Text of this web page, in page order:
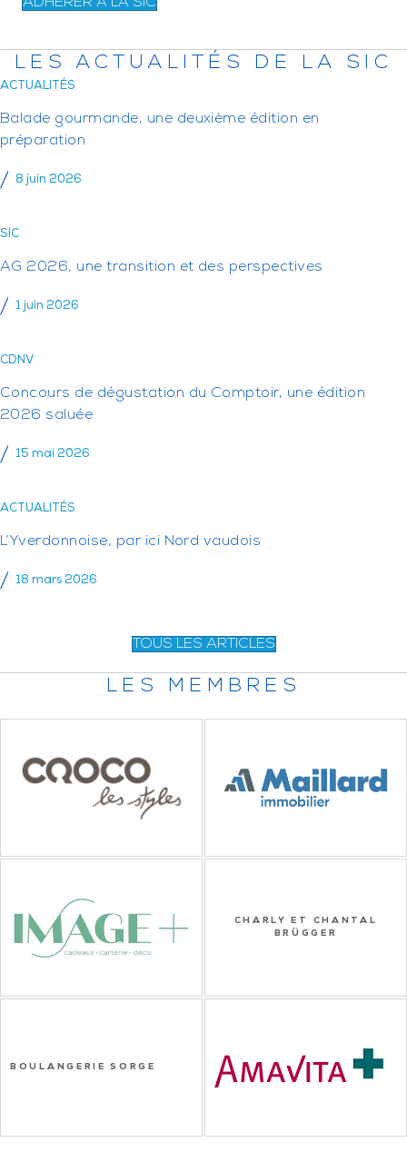
LES ACTUALITÉS DE LA SIC
ACTUALITÉS
Balade gourmande, une deuxième édition en
préparation
8 juin 2026
SIC
AG 2026, une transition et des perspectives
1 juin 2026
CDNV
Concours de dégustation du Comptoir, une édition
2026 saluée
15 mai 2026
ACTUALITÉS
L’Yverdonnoise, par ici Nord vaudois
18 mars 2026
TOUS LES ARTICLES
LES MEMBRES
CHARLY ET CHANTAL
BRÜGGER
BOULANGERIE SORGE